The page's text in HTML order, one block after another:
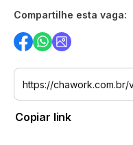
Compartilhe esta vaga:
Copiar link